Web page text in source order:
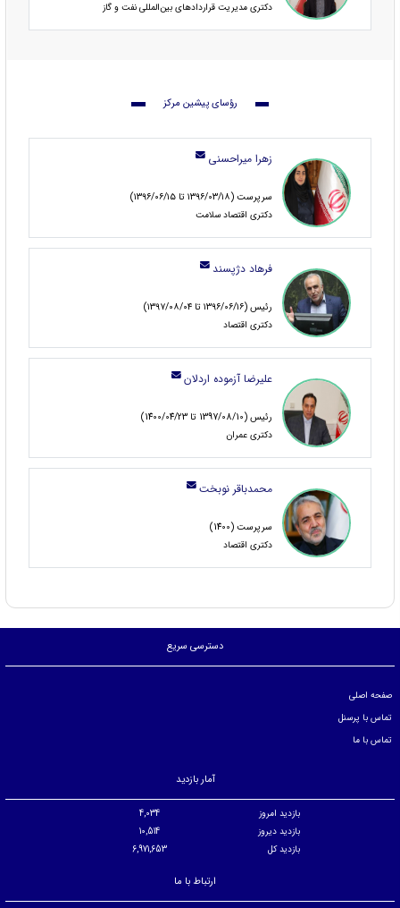
دکتری مدیریت قراردادهای بین‌المللی نفت و گاز
رؤسای پیشین مرکز
زهرا میراحسنی
سرپرست (۱۳۹۶/۰۳/۱۸ تا ۱۳۹۶/۰۶/۱۵)
دكتری اقتصاد سلامت
فرهاد دژپسند
رئیس (۱۳۹۶/۰۶/۱۶ تا ۱۳۹۷/۰۸/۰۴)
دکتری اقتصاد
عليرضا آزموده اردلان
رئيس (1397/08/10 تا 1400/04/23)
دكتری عمران
محمدباقر نوبخت
سرپرست (1400)
دکتری اقتصاد
دسترسی سریع
صفحه اصلی
تماس با پرسنل
تماس با ما
آمار بازدید
بازدید امروز
4,034
بازدید دیروز
10,514
بازدید کل
6,971,653
ارتباط با ما